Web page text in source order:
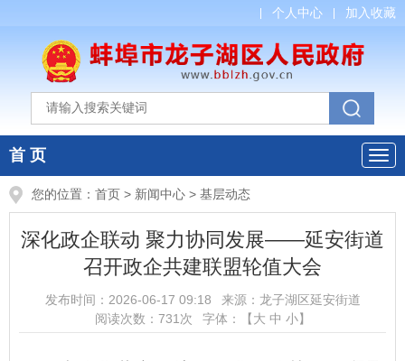
个人中心 加入收藏
首 页
您的位置： 首页 > 新闻中心 > 基层动态
深化政企联动 聚力协同发展——延安街道
召开政企共建联盟轮值大会
发布时间： 2026-06-17 09:18 来源： 龙子湖区延安街道
阅读次数： 731 次 字体：【大 中 小】